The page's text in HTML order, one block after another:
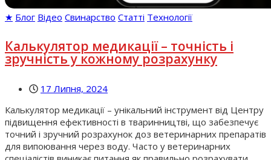
★ Блог Відео Свинарство Статті Технології
Калькулятор медикації – точність і
зручність у кожному розрахунку
17 Липня, 2024
Калькулятор медикації – унікальний інструмент від Центру
підвищення ефективності в тваринництві, що забезпечує
точний і зручний розрахунок доз ветеринарних препаратів
для випоювання через воду. Часто у ветеринарних